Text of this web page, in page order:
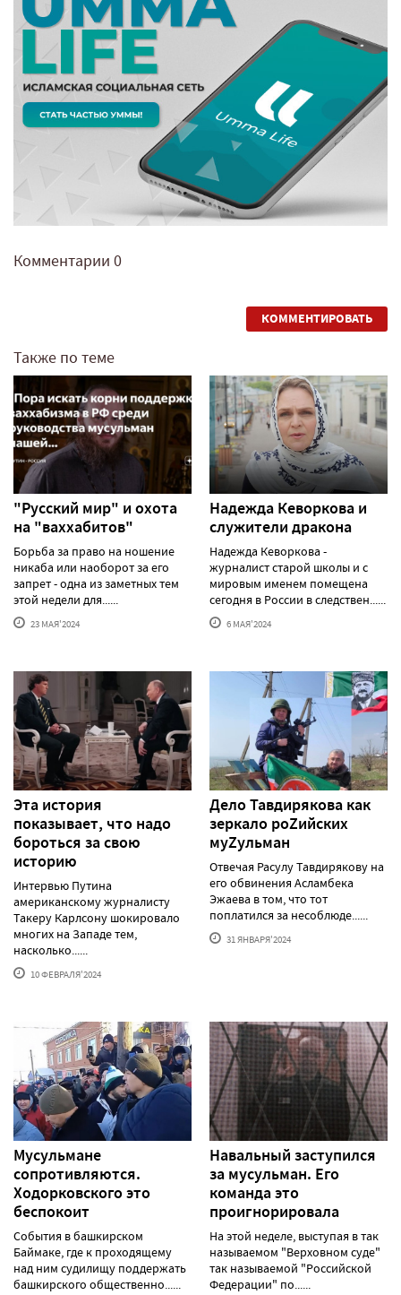
Комментарии 0
КОММЕНТИРОВАТЬ
Также по теме
"Русский мир" и охота
на "ваххабитов"
Борьба за право на ношение
никаба или наоборот за его
запрет - одна из заметных тем
этой недели для......
23 МАЯ'2024
Надежда Кеворкова и
служители дракона
Надежда Кеворкова -
журналист старой школы и с
мировым именем помещена
сегодня в России в следствен......
6 МАЯ'2024
Эта история
показывает, что надо
бороться за свою
историю
Интервью Путина
американскому журналисту
Такеру Карлсону шокировало
многих на Западе тем,
насколько......
10 ФЕВРАЛЯ'2024
Дело Тавдирякова как
зеркало роZийских
муZульман
Отвечая Расулу Тавдирякову на
его обвинения Асламбека
Эжаева в том, что тот
поплатился за несоблюде......
31 ЯНВАРЯ'2024
Мусульмане
сопротивляются.
Ходорковского это
беспокоит
События в башкирском
Баймаке, где к проходящему
над ним судилищу поддержать
башкирского общественно......
Навальный заступился
за мусульман. Его
команда это
проигнорировала
На этой неделе, выступая в так
называемом "Верховном суде"
так называемой "Российской
Федерации" по......